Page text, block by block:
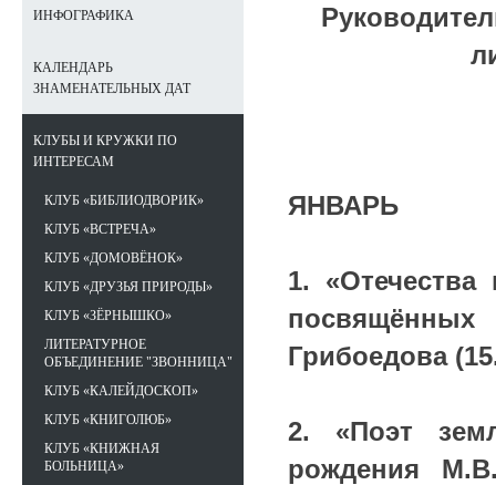
ЯНВАРЬ
1.
Грибоедова
2. «Поэт
рождения М.В.
ИНФОГРАФИКА
КАЛЕНДАРЬ
ЗНАМЕНАТЕЛЬНЫХ ДАТ
КЛУБЫ И КРУЖКИ ПО
ИНТЕРЕСАМ
КЛУБ «БИБЛИОДВОРИК»
КЛУБ «ВСТРЕЧА»
КЛУБ «ДОМОВЁНОК»
КЛУБ «ДРУЗЬЯ ПРИРОДЫ»
КЛУБ «ЗЁРНЫШКО»
ЛИТЕРАТУРНОЕ
ОБЪЕДИНЕНИЕ "ЗВОННИЦА"
КЛУБ «КАЛЕЙДОСКОП»
КЛУБ «КНИГОЛЮБ»
КЛУБ «КНИЖНАЯ
БОЛЬНИЦА»